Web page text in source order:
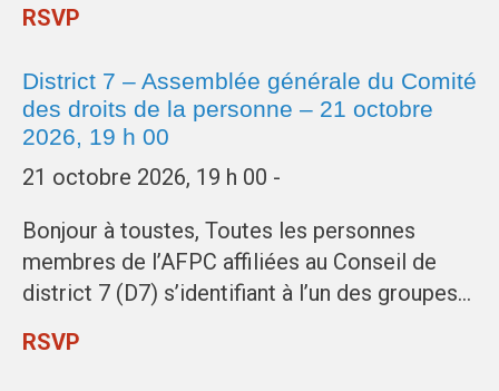
RSVP
District 7 – Assemblée générale du Comité
des droits de la personne – 21 octobre
2026, 19 h 00
21 octobre 2026, 19 h 00 -
Bonjour à toustes, Toutes les personnes
membres de l’AFPC affiliées au Conseil de
district 7 (D7) s’identifiant à l’un des groupes…
RSVP